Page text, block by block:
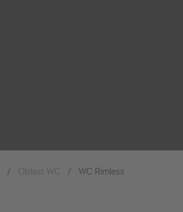
Oblast WC WC Rimless